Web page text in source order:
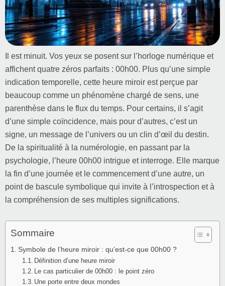
Il est minuit. Vos yeux se posent sur l’horloge numérique et
affichent quatre zéros parfaits : 00h00. Plus qu’une simple
indication temporelle, cette heure miroir est perçue par
beaucoup comme un phénomène chargé de sens, une
parenthèse dans le flux du temps. Pour certains, il s’agit
d’une simple coïncidence, mais pour d’autres, c’est un
signe, un message de l’univers ou un clin d’œil du destin.
De la spiritualité à la numérologie, en passant par la
psychologie, l’heure 00h00 intrigue et interroge. Elle marque
la fin d’une journée et le commencement d’une autre, un
point de bascule symbolique qui invite à l’introspection et à
la compréhension de ses multiples significations.
Sommaire
Symbole de l’heure miroir : qu’est-ce que 00h00 ?
Définition d’une heure miroir
Le cas particulier de 00h00 : le point zéro
Une porte entre deux mondes